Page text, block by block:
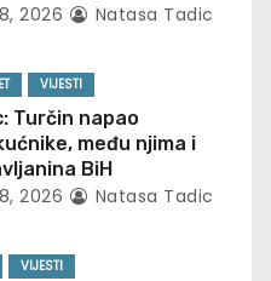
2026 Natasa Tadic
VIJESTI
Turčin napao
među njima i
BiH
2026 Natasa Tadic
VIJESTI